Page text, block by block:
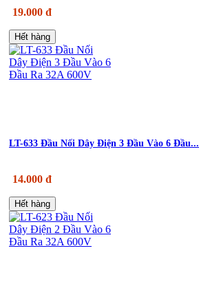
19.000 đ
Hết hàng
LT-633 Đầu Nối Dây Điện 3 Đầu Vào 6 Đầu...
14.000 đ
Hết hàng